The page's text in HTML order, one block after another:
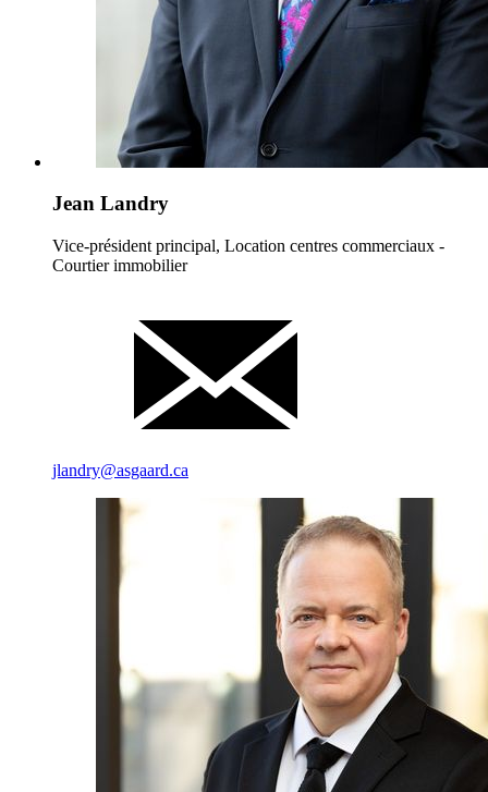
Jean Landry
Vice-président principal, Location centres commerciaux -
Courtier immobilier
jlandry@asgaard.ca